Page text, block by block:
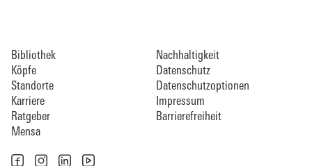
Bibliothek
Köpfe
Standorte
Karriere
Ratgeber
Mensa
Nachhaltigkeit
Datenschutz
Datenschutzoptionen
Impressum
Barrierefreiheit